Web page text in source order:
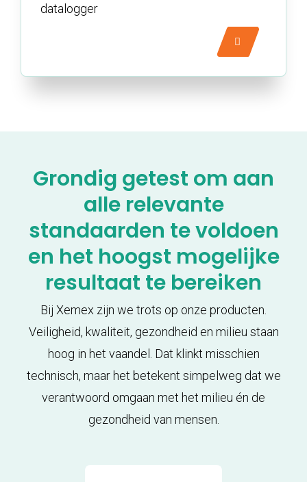
datalogger
Grondig getest om aan
alle relevante
standaarden te voldoen
en het hoogst mogelijke
resultaat te bereiken
Bij Xemex zijn we trots op onze producten.
Veiligheid, kwaliteit, gezondheid en milieu staan
hoog in het vaandel. Dat klinkt misschien
technisch, maar het betekent simpelweg dat we
verantwoord omgaan met het milieu én de
gezondheid van mensen.